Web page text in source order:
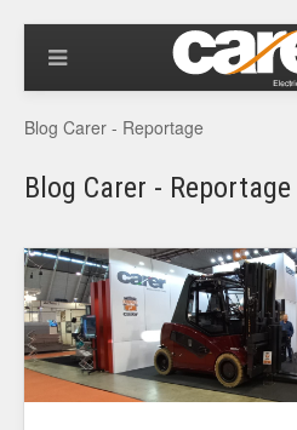
Blog Carer - Reportage
Blog Carer - Reportage